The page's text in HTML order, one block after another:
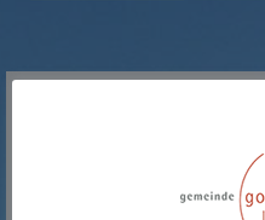
ANFAHRT
Parkplatzübersicht